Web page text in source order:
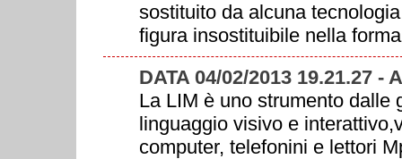
sostituito da alcuna
figura insostituibile nella
DATA 04/02/2013 19.21.27 -
La LIM è uno strumento dalle
linguaggio visivo e
computer, telefonini e lettori